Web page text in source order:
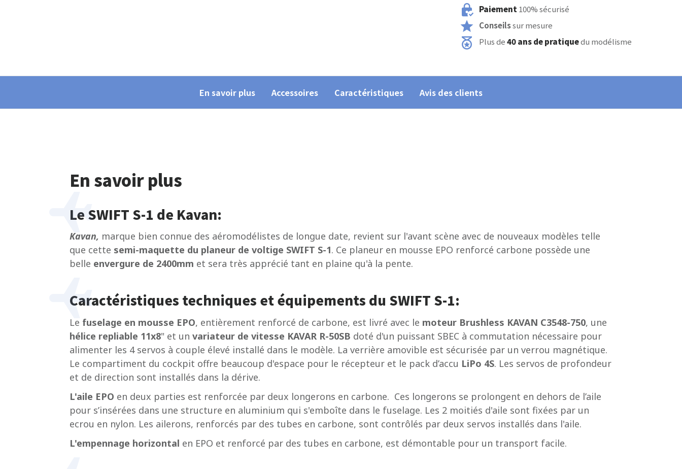
Paiement 100% sécurisé
Conseilssur mesure
Plus de40 ans de pratiquedu modélisme
En savoir plus Accessoires Caractéristiques Avis des clients
En savoir plus
Le SWIFT S-1 de Kavan:
Kavan, marque bien connue des aéromodélistes de longue date, revient sur l'avant scène avec de nouveaux modèles telle
que cette semi-maquette du planeur de voltige SWIFT S-1. Ce planeur en mousse EPO renforcé carbone possède une
belle envergure de 2400mm et sera très apprécié tant en plaine qu'à la pente.
Caractéristiques techniques et équipements du SWIFT S-1:
Le fuselage en mousse EPO, entièrement renforcé de carbone, est livré avec le moteur Brushless KAVAN C3548-750, une
hélice repliable 11x8" et un variateur de vitesse KAVAR R-50SB doté d'un puissant SBEC à commutation nécessaire pour
alimenter les 4 servos à couple élevé installé dans le modèle. La verrière amovible est sécurisée par un verrou magnétique.
Le compartiment du cockpit offre beaucoup d'espace pour le récepteur et le pack d’accu LiPo 4S. Les servos de profondeur
et de direction sont installés dans la dérive.
L'aile EPO en deux parties est renforcée par deux longerons en carbone. Ces longerons se prolongent en dehors de l’aile
pour s’insérées dans une structure en aluminium qui s'emboîte dans le fuselage. Les 2 moitiés d'aile sont fixées par un
ecrou en nylon. Les ailerons, renforcés par des tubes en carbone, sont contrôlés par deux servos installés dans l'aile.
L'empennage horizontal en EPO et renforcé par des tubes en carbone, est démontable pour un transport facile.